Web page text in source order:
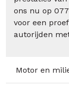
ons nu op
voor een
autorijden
Motor en